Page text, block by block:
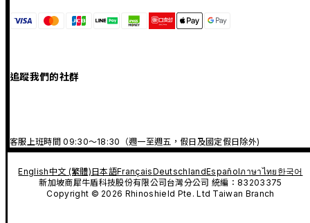
追蹤我們的社群
客服上班時間 09:30～18:30（週一至週五，假日及國定假日除外)
English中文 (繁體)日本語FrançaisDeutschlandEspañolภาษาไทย 한국어
新加坡商犀牛盾科技股份有限公司台灣分公司 統編：83203375
Copyright © 2026 Rhinoshield Pte. Ltd Taiwan Branch